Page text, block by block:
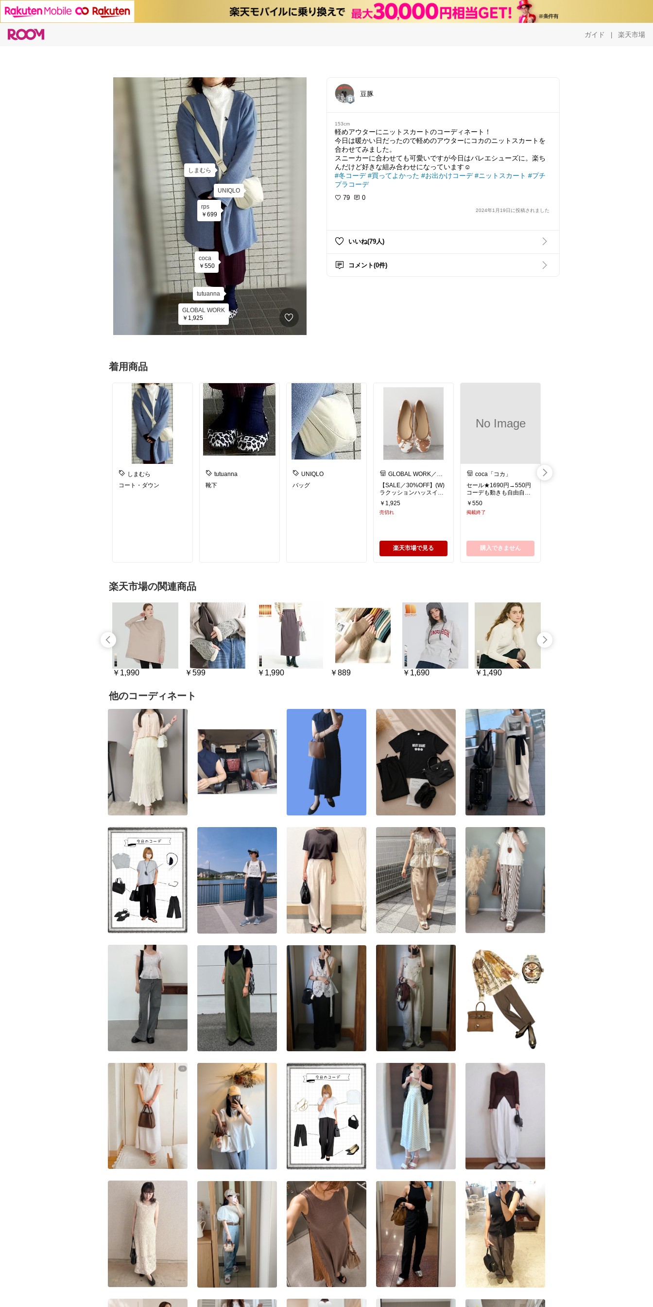
ガイド | 楽天市場
しまむら
tutuanna
UNIQLO
GLOBAL WORK
￥1,925
coca
￥550
rps
￥699
豆豚
153cm
軽めアウターにニットスカートのコーディネート！
今日は暖かい日だったので軽めのアウターにコカのニットスカートを
合わせてみました。
スニーカーに合わせても可愛いですが今日はバレエシューズに。楽ち
#冬コーデ #買ってよかった #お出かけコーデ #ニットスカート #プチ
プラコーデ
79 0
2024年1月19日に投稿されました
いいね(79人)
コメント(0件)
着用商品
しまむら
コート・ダウン
tutuanna
靴下
UNIQLO
バッグ
GLOBAL WORK／グ
ローバルワーク
【SALE／30%OFF】(W)
ラクッションハッスイバ
レエ GLOBAL WORK グ
ローバルワーク シュー
ズ・靴 パンプス ブラック
Fashion]
￥1,925
売切れ
楽天市場で見る
No Image
coca「コカ」
セール★1690円→550円
コーデも動きも自由自
在！リブニットIラインス
カート レディース タイト
Iライン リブ ストレート
￥550
掲載終了
購入できません
楽天市場の関連商品
￥1,990 ￥599 ￥1,990 ￥889 ￥1,690 ￥1,490
他のコーディネート